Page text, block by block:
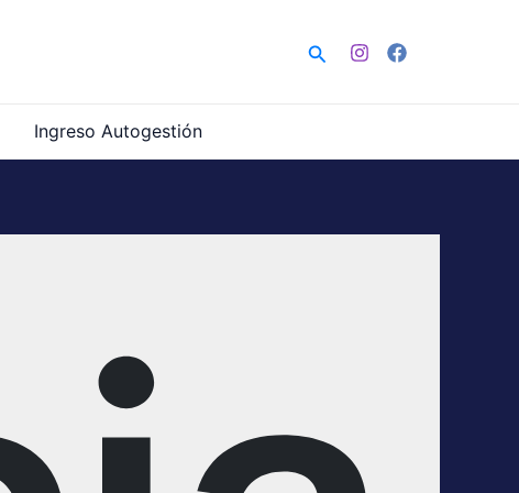
Buscar
Ingreso Autogestión